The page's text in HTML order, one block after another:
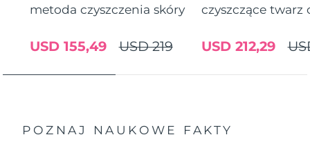
metoda czyszczenia skóry
USD 219
USD 155,49
czyszczące twarz
USD 212,29
POZNAJ NAUKOWE FAKTY